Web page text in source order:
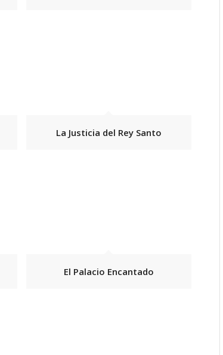
La Justicia del Rey Santo
El Palacio Encantado